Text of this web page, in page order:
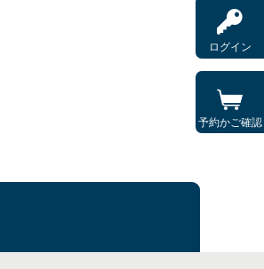
ログイン
予約かご確認